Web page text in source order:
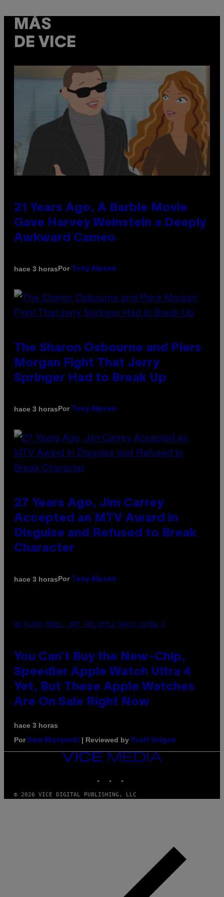
MÁS
DE VICE
21 Years Ago, A Barbie Movie
Gave Harvey Weinstein a Deeply
Awkward Cameo
hace 3 horasPor Tony Alpsen
The Sharon Osbourne and Piers
Morgan Fight That Jerry
Springer Had to Break Up
hace 3 horasPor Tony Alpsen
27 Years Ago, Jim Carrey
Accepted an MTV Award in
Disguise and Refused to Break
Character
hace 3 horasPor Tony Alpsen
AN OLDER MODEL, NOT THE APPLE WATCH ULTRA 4
You Can’t Buy the New-Chip,
Speedier Apple Watch Ultra 4
Yet, But These Apple Watches
Are On Sale Right Now
hace 3 horas
Por Sam Watanuki | Reviewed by Ysolt Usigan
VICE
© 2026 VICE DIGITAL PUBLISHING, LLC